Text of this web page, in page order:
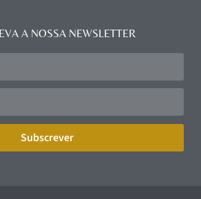
A NOSSA NEWSLETTER
Subscrever